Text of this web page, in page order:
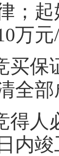
；起
万元/
保证
全
人必
内竣